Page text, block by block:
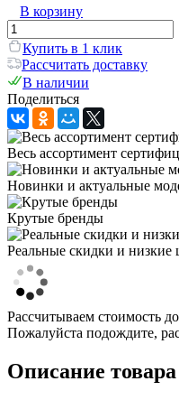
В корзину
Купить в 1 клик
Рассчитать доставку
В наличии
Поделиться
Весь ассортимент
Новинки и актуальные
Крутые бренды
Реальные скидки и низкие
Рассчитываем стоимость
Пожалуйста подождите,
Описание товара